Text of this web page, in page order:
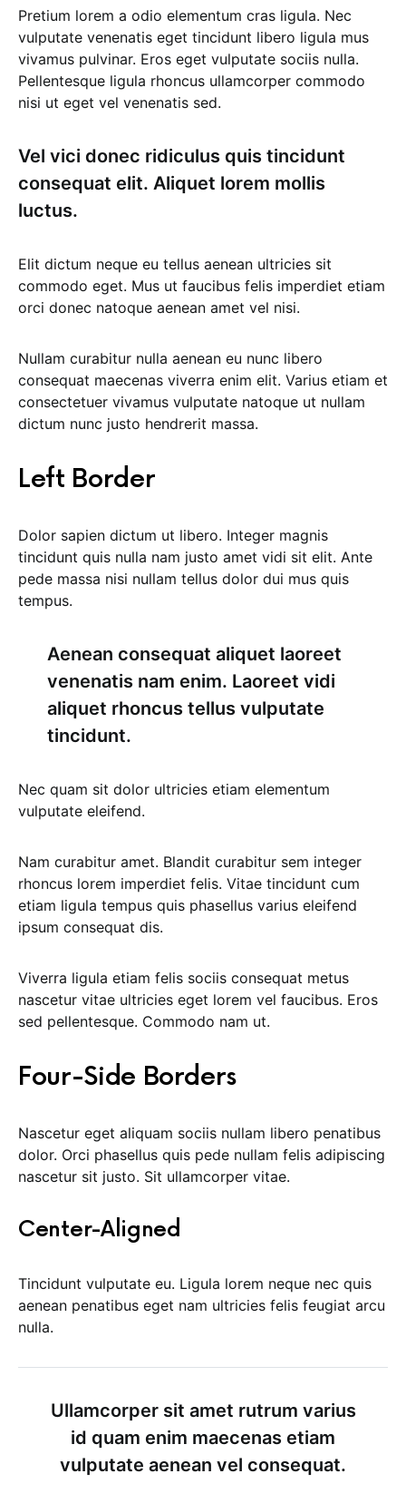
Pretium lorem a odio elementum cras ligula. Nec
vulputate venenatis eget tincidunt libero ligula mus
vivamus pulvinar. Eros eget vulputate sociis nulla.
Pellentesque ligula rhoncus ullamcorper commodo
nisi ut eget vel venenatis sed.
Vel vici donec ridiculus quis tincidunt
consequat elit. Aliquet lorem mollis
luctus.
Elit dictum neque eu tellus aenean ultricies sit
commodo eget. Mus ut faucibus felis imperdiet etiam
orci donec natoque aenean amet vel nisi.
Nullam curabitur nulla aenean eu nunc libero
consequat maecenas viverra enim elit. Varius etiam et
consectetuer vivamus vulputate natoque ut nullam
dictum nunc justo hendrerit massa.
Left Border
Dolor sapien dictum ut libero. Integer magnis
tincidunt quis nulla nam justo amet vidi sit elit. Ante
pede massa nisi nullam tellus dolor dui mus quis
tempus.
Aenean consequat aliquet laoreet
venenatis nam enim. Laoreet vidi
aliquet rhoncus tellus vulputate
tincidunt.
Nec quam sit dolor ultricies etiam elementum
vulputate eleifend.
Nam curabitur amet. Blandit curabitur sem integer
rhoncus lorem imperdiet felis. Vitae tincidunt cum
etiam ligula tempus quis phasellus varius eleifend
ipsum consequat dis.
Viverra ligula etiam felis sociis consequat metus
nascetur vitae ultricies eget lorem vel faucibus. Eros
sed pellentesque. Commodo nam ut.
Four-Side Borders
Nascetur eget aliquam sociis nullam libero penatibus
dolor. Orci phasellus quis pede nullam felis adipiscing
nascetur sit justo. Sit ullamcorper vitae.
Center-Aligned
Tincidunt vulputate eu. Ligula lorem neque nec quis
aenean penatibus eget nam ultricies felis feugiat arcu
nulla.
Ullamcorper sit amet rutrum varius
id quam enim maecenas etiam
vulputate aenean vel consequat.